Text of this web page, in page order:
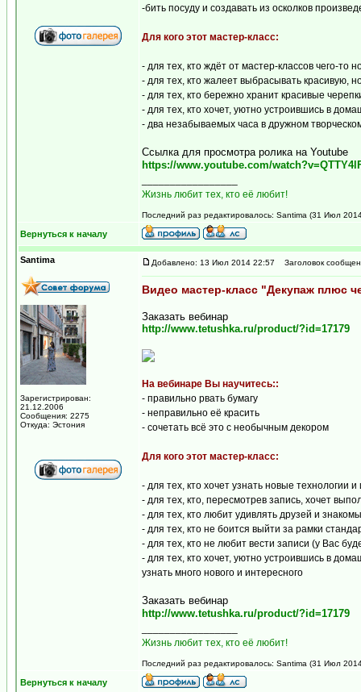
-бить посуду и создавать из осколков
Для кого этот мастер-класс:
- для тех, кто ждёт от мастер-классов чего-то
- для тех, кто жалеет выбрасывать красивую,
- для тех, кто бережно хранит красивые
- для тех, кто хочет, уютно устроившись в
- два незабываемых часа в дружном
Ссылка для просмотра ролика на Youtube
https://www.youtube.com/
Жизнь любит тех, кто её любит!
Последний раз редактировалось: Santima (31 Июл
Вернуться к началу
Santima
Зарегистрирован:
21.12.2006
Сообщения: 2275
Откуда: Эстония
Добавлено: 13 Июл 2014 22:57 Заголовок
Видео мастер-класс "Декупаж плюс
Заказать вебинар
http://www.tetushka.ru/product/?id=17179
На вебинаре Вы научитесь::
- правильно рвать бумагу
- неправильно её красить
- сочетать всё это с необычным декором
Для кого этот мастер-класс:
- для тех, кто хочет узнать новые технологии
- для тех, кто, пересмотрев запись, хочет
- для тех, кто любит удивлять друзей и
- для тех, кто не боится выйти за рамки
- для тех, кто не любит вести записи (у Вас
- для тех, кто хочет, уютно устроившись в
узнать много нового и интересного
Заказать вебинар
http://www.tetushka.ru/product/?id=17179
Жизнь любит тех, кто её любит!
Последний раз редактировалось: Santima (31 Июл
Вернуться к началу